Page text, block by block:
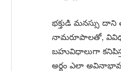
భక్తుడి మనస్సు దాని
నామరూపాలతో, వివిధ
బహువిధాలుగా
అర్థం ఎలా